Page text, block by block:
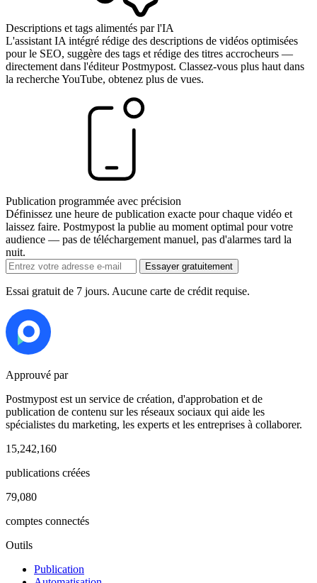
Descriptions et tags alimentés par l'IA
L'assistant IA intégré rédige des descriptions de vidéos optimisées
pour le SEO, suggère des tags et rédige des titres accrocheurs —
directement dans l'éditeur Postmypost. Classez-vous plus haut dans
la recherche YouTube, obtenez plus de vues.
Publication programmée avec précision
Définissez une heure de publication exacte pour chaque vidéo et
laissez faire. Postmypost la publie au moment optimal pour votre
audience — pas de téléchargement manuel, pas d'alarmes tard la
nuit.
Essayer gratuitement
Essai gratuit de 7 jours. Aucune carte de crédit requise.
Approuvé par
Postmypost est un service de création, d'approbation et de
publication de contenu sur les réseaux sociaux qui aide les
spécialistes du marketing, les experts et les entreprises à collaborer.
15,242,160
publications créées
79,080
comptes connectés
Outils
Publication